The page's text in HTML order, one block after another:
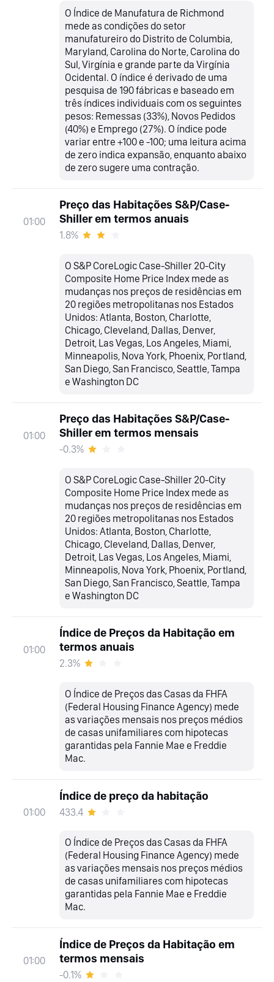
O Índice de Manufatura de Richmond
mede as condições do setor
manufatureiro do Distrito de Columbia,
Maryland, Carolina do Norte, Carolina do
Sul, Virgínia e grande parte da Virgínia
Ocidental. O índice é derivado de uma
pesquisa de 190 fábricas e baseado em
três índices individuais com os seguintes
pesos: Remessas (33%), Novos Pedidos
(40%) e Emprego (27%). O índice pode
variar entre +100 e -100; uma leitura acima
de zero indica expansão, enquanto abaixo
de zero sugere uma contração.
01:00
Preço das Habitações S&P/Case-
Shiller em termos anuais
1.8%
O S&P CoreLogic Case-Shiller 20-City
Composite Home Price Index mede as
mudanças nos preços de residências em
20 regiões metropolitanas nos Estados
Unidos: Atlanta, Boston, Charlotte,
Chicago, Cleveland, Dallas, Denver,
Detroit, Las Vegas, Los Angeles, Miami,
Minneapolis, Nova York, Phoenix, Portland,
San Diego, San Francisco, Seattle, Tampa
e Washington DC
01:00
Preço das Habitações S&P/Case-
Shiller em termos mensais
-0.3%
O S&P CoreLogic Case-Shiller 20-City
Composite Home Price Index mede as
mudanças nos preços de residências em
20 regiões metropolitanas nos Estados
Unidos: Atlanta, Boston, Charlotte,
Chicago, Cleveland, Dallas, Denver,
Detroit, Las Vegas, Los Angeles, Miami,
Minneapolis, Nova York, Phoenix, Portland,
San Diego, San Francisco, Seattle, Tampa
e Washington DC
01:00
Índice de Preços da Habitação em
termos anuais
2.3%
O Índice de Preços das Casas da FHFA
(Federal Housing Finance Agency) mede
as variações mensais nos preços médios
de casas unifamiliares com hipotecas
garantidas pela Fannie Mae e Freddie
Mac.
01:00
Índice de preço da habitação
433.4
O Índice de Preços das Casas da FHFA
(Federal Housing Finance Agency) mede
as variações mensais nos preços médios
de casas unifamiliares com hipotecas
garantidas pela Fannie Mae e Freddie
Mac.
01:00
Índice de Preços da Habitação em
termos mensais
-0.1%